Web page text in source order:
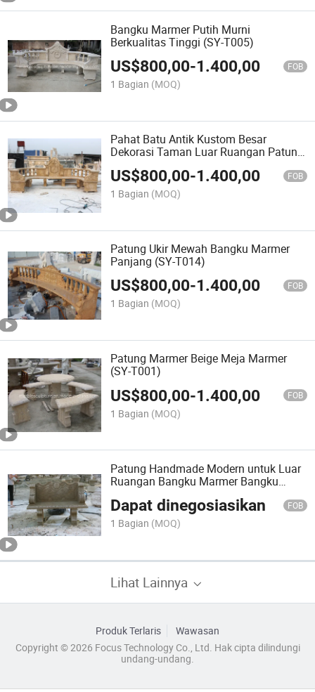
Bangku Marmer Putih Murni
Berkualitas Tinggi (SY-T005)
US$800,00-1.400,00 FOB
1 Bagian (MOQ)
Pahat Batu Antik Kustom Besar
Dekorasi Taman Luar Ruangan Patung
dan Ukiran Furnitur Kursi Panjang
Taman Bangku Marmer Beige (SY-
T010)
US$800,00-1.400,00 FOB
1 Bagian (MOQ)
Patung Ukir Mewah Bangku Marmer
Panjang (SY-T014)
US$800,00-1.400,00 FOB
1 Bagian (MOQ)
Patung Marmer Beige Meja Marmer
(SY-T001)
US$800,00-1.400,00 FOB
1 Bagian (MOQ)
Patung Handmade Modern untuk Luar
Ruangan Bangku Marmer Bangku
Dapat dinegosiasikan FOB
1 Bagian (MOQ)
Lihat Lainnya
Produk Terlaris
Wawasan
Copyright © 2026 Focus Technology Co., Ltd. Hak cipta dilindungi
undang-undang.